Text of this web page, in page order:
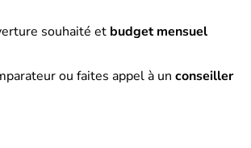
souhaité et budget mensuel
ou faites appel à un conseiller